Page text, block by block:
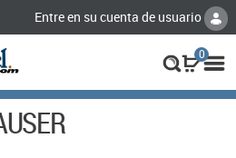
Entre en su cuenta de usuario
0